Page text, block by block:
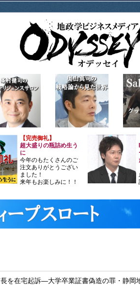
【完売御礼】
超大盛りの瓶詰め生う
に
今年のもたくさんのご
注文ありがとうござい
ました！
来年もお楽しみに！！
を在宅起訴―大学卒業証書偽造の罪・静岡